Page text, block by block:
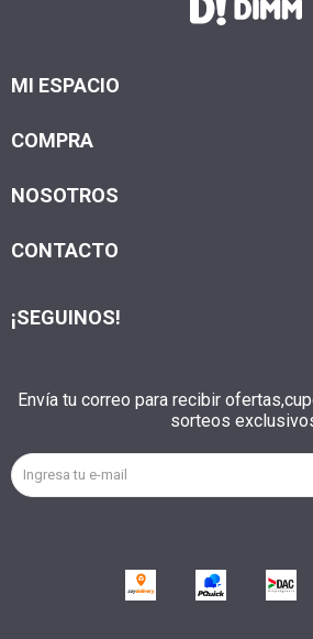
MI ESPACIO
COMPRA
NOSOTROS
CONTACTO
Envía tu correo para recibir
sorteos
¡SEGUINOS!